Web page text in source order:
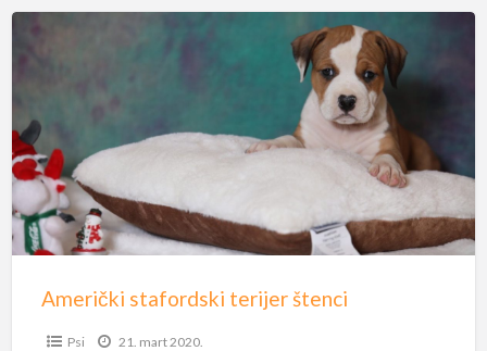
Američki
stafordski
štenci
Američki stafordski terijer štenci
Psi 21. mart 2020.